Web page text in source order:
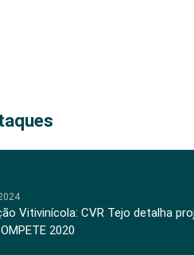
Vitivinícola: CVR Tejo detalha
2020